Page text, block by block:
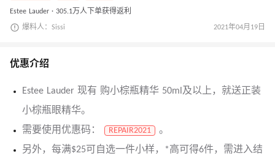
Estee Lauder · 305.1万人下单获得返利
爆料人：Sissi 2021年04月19日
优惠介绍
Estee Lauder 现有 购小棕瓶精华 50ml及以上，就送正装
小棕瓶眼精华。
需要使用优惠码：
REPAIR2021
。
另外，每满$25可自选一件小样，*高可得6件，需进入结